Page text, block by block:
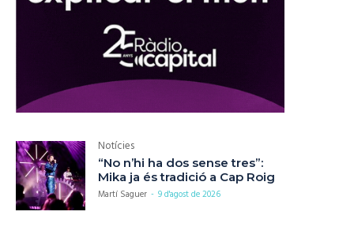
Notícies
“No n’hi ha dos sense tres”:
Mika ja és tradició a Cap Roig
Martí Saguer - 9 d'agost de 2026